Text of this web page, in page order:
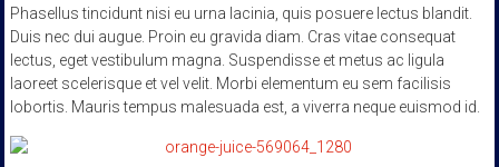
Phasellus tincidunt nisi eu urna lacinia, quis posuere lectus blandit.
Duis nec dui augue. Proin eu gravida diam. Cras vitae consequat
lectus, eget vestibulum magna. Suspendisse et metus ac ligula
laoreet scelerisque et vel velit. Morbi elementum eu sem facilisis
lobortis. Mauris tempus malesuada est, a viverra neque euismod id.